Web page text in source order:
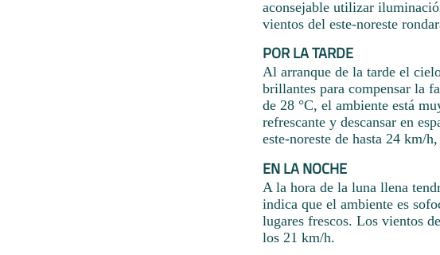
aconsejable utilizar
vientos del este-noreste
POR LA TARDE
Al arranque de la tarde el
brillantes para compensar la
de 28 °C, el ambiente está
refrescante y descansar en
este-noreste de hasta 24 km/
EN LA NOCHE
A la hora de la luna llena
indica que el ambiente es
lugares frescos. Los vientos
los 21 km/h.